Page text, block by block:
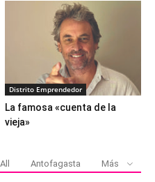
Distrito Emprendedor
La famosa «cuenta de la
vieja»
All Antofagasta Más